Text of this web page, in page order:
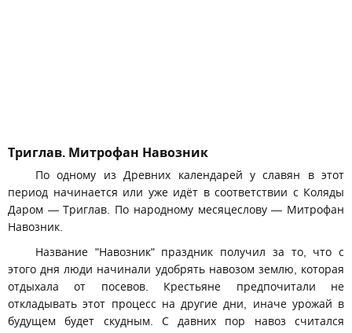
Триглав. Митрофан Навозник
По одному из Древних календарей у славян в этот
период начинается или уже идёт в соответствии с Коляды
Даром — Триглав. По народному месяцеслову — Митрофан
Навозник.
Название "Навозник" праздник получил за то, что с
этого дня люди начинали удобрять навозом землю, которая
отдыхала от посевов. Крестьяне предпочитали не
откладывать этот процесс на другие дни, иначе урожай в
будущем будет скудным. С давних пор навоз считался